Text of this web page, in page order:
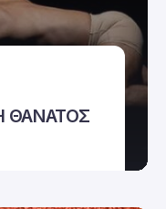
ΘΑΝΑΤΟΣ